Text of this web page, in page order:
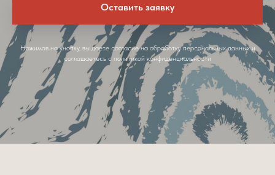
Оставить заявку
Нажимая на кнопку, вы даете согласие на обработку персональных данных и
соглашаетесь c политикой конфиденциальности